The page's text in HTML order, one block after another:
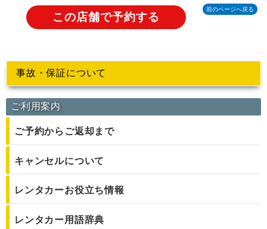
前のページへ戻る
この店舗で予約する
事故・保証について
ご利用案内
ご予約からご返却まで
キャンセルについて
レンタカーお役立ち情報
レンタカー用語辞典